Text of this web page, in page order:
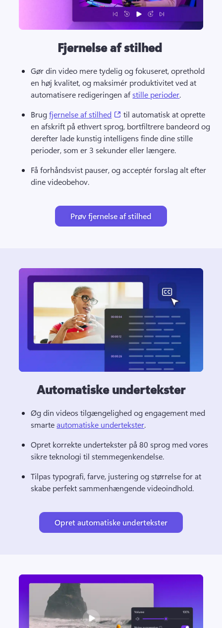
Fjernelse af stilhed
Gør din video mere tydelig og fokuseret, oprethold
en høj kvalitet, og maksimér produktivitet ved at
automatisere redigeringen af stille perioder.
Brug fjernelse af stilhed (opens in a new tab)
til automatisk at oprette
en afskrift på ethvert sprog, bortfiltrere bandeord og
derefter lade kunstig intelligens finde dine stille
perioder, som er 3 sekunder eller længere.
Få forhåndsvist pauser, og acceptér forslag alt efter
dine videobehov.
Prøv fjernelse af stilhed
Automatiske undertekster
Øg din videos tilgængelighed og engagement med
smarte automatiske undertekster.
Opret korrekte undertekster på 80 sprog med vores
sikre teknologi til stemmegenkendelse.
Tilpas typografi, farve, justering og størrelse for at
skabe perfekt sammenhængende videoindhold.
Opret automatiske undertekster